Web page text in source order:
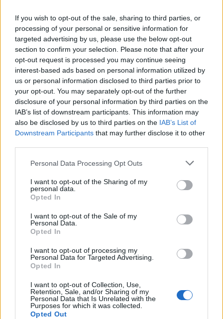
If you wish to opt-out of the sale, sharing to third parties, or
processing of your personal or sensitive information for
targeted advertising by us, please use the below opt-out
section to confirm your selection. Please note that after your
opt-out request is processed you may continue seeing
interest-based ads based on personal information utilized by
us or personal information disclosed to third parties prior to
your opt-out. You may separately opt-out of the further
disclosure of your personal information by third parties on the
IAB’s list of downstream participants. This information may
also be disclosed by us to third parties on the IAB’s List of
Downstream Participants that may further disclose it to other
Personal Data Processing Opt Outs
I want to opt-out of the Sharing of my
personal data.
Opted In
I want to opt-out of the Sale of my
Personal Data.
Opted In
I want to opt-out of processing my
Personal Data for Targeted Advertising.
Opted In
I want to opt-out of Collection, Use,
Retention, Sale, and/or Sharing of my
Personal Data that Is Unrelated with the
Purposes for which it was collected.
Opted Out
OMEGR